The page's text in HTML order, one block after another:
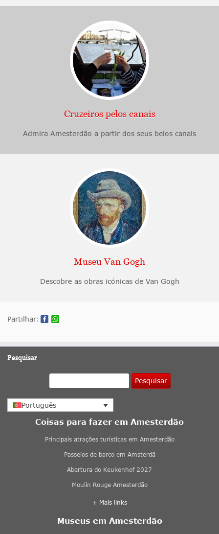
Cruzeiros pelos canais
Admira Amesterdão a partir dos seus belos canais
Museu Van Gogh
Descobre as obras icónicas de Van Gogh
Partilhar:
Pesquisar
Pesquisar
Português
Coisas para fazer em Amesterdão
Principais atrações turísticas em Amesterdão
Passeios de barco em Amsterdã
Abertura do Keukenhof 2027
Moulin Rouge Amesterdão
+ Mais links
Museus em Amesterdão